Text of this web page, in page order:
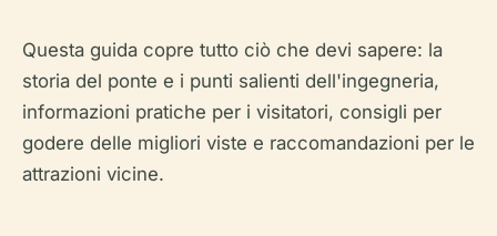
Questa guida copre tutto ciò che devi sapere: la
storia del ponte e i punti salienti dell'ingegneria,
informazioni pratiche per i visitatori, consigli per
godere delle migliori viste e raccomandazioni per le
attrazioni vicine.